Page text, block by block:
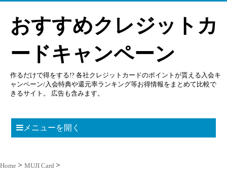
おすすめクレジットカ
ードキャンペーン
作るだけで得をする!? 各社クレジットカードのポイントが貰える入会キ
ャンペーン/入会特典や還元率ランキング等お得情報をまとめて比較で
きるサイト。 広告も含みます。
メニューを開く
Home MUJI Card